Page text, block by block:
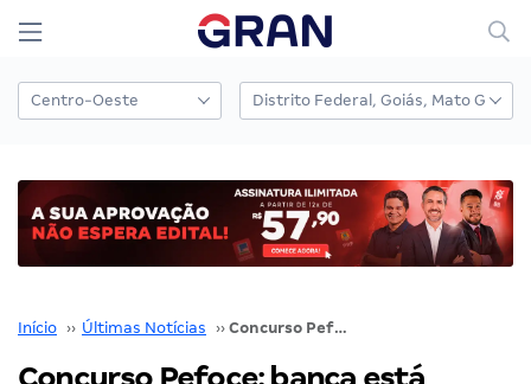
Início ›› Últimas Notícias ›› Concurso Pefoce: banca está DEFINIDA! Confira!